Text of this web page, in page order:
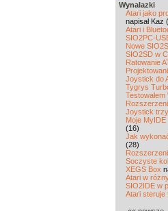
Wynalazki
Atari jako
napisał Kaz
Atari i
SIO2PC-
Nowe
SIO2SD w
Ratowanie
Joystick do
Tygrys
Joystick
Moje
(16)
Jak
(28)
Soczyste
XEGS Box
Atari w
SIO2IDE w
Atari steruje